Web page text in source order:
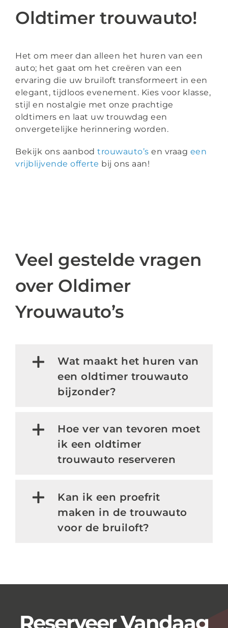
Oldtimer trouwauto!
Het om meer dan alleen het huren van een
auto; het gaat om het creëren van een
ervaring die uw bruiloft transformeert in een
elegant, tijdloos evenement. Kies voor klasse,
stijl en nostalgie met onze prachtige
oldtimers en laat uw trouwdag een
onvergetelijke herinnering worden.
Bekijk ons aanbod trouwauto’s en vraag een
vrijblijvende offerte bij ons aan!
Veel gestelde vragen
over Oldimer
Yrouwauto’s
Wat maakt het huren van
een oldtimer trouwauto
bijzonder?
Hoe ver van tevoren moet
ik een oldtimer
trouwauto reserveren
Kan ik een proefrit
maken in de trouwauto
voor de bruiloft?
Reserveer Vandaag